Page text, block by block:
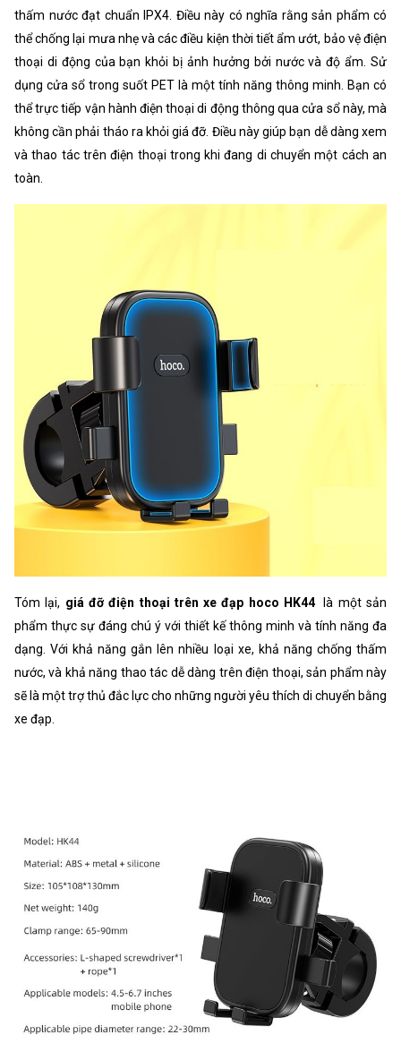
thấm nước đạt chuẩn IPX4. Điều này có nghĩa rằng sản phẩm có
thể chống lại mưa nhẹ và các điều kiện thời tiết ẩm ướt, bảo vệ điện
thoại di động của bạn khỏi bị ảnh hưởng bởi nước và độ ẩm. Sử
dụng cửa sổ trong suốt PET là một tính năng thông minh. Bạn có
thể trực tiếp vận hành điện thoại di động thông qua cửa sổ này, mà
không cần phải tháo ra khỏi giá đỡ. Điều này giúp bạn dễ dàng xem
và thao tác trên điện thoại trong khi đang di chuyển một cách an
toàn.
Tóm lại, giá đỡ điện thoại trên xe đạp hoco HK44 là một sản
phẩm thực sự đáng chú ý với thiết kế thông minh và tính năng đa
dạng. Với khả năng gắn lên nhiều loại xe, khả năng chống thấm
nước, và khả năng thao tác dễ dàng trên điện thoại, sản phẩm này
sẽ là một trợ thủ đắc lực cho những người yêu thích di chuyển bằng
xe đạp.